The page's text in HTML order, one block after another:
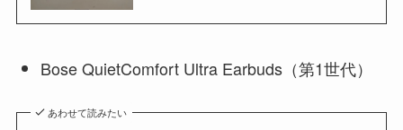
Bose QuietComfort Ultra Earbuds（第1世代）
あわせて読みたい